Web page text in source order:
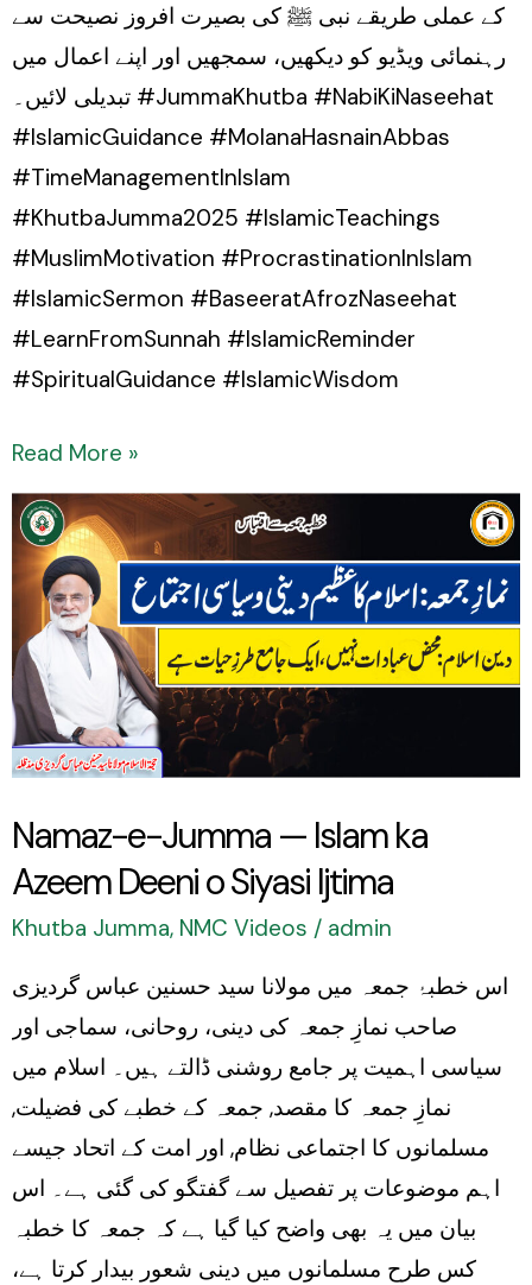
کے عملی طریقے نبی ﷺ کی بصیرت افروز نصیحت سے
رہنمائی ویڈیو کو دیکھیں، سمجھیں اور اپنے اعمال میں
تبدیلی لائیں۔ #JummaKhutba #NabiKiNaseehat
#IslamicGuidance #MolanaHasnainAbbas
#TimeManagementInIslam
#KhutbaJumma2025 #IslamicTeachings
#MuslimMotivation #ProcrastinationInIslam
#IslamicSermon #BaseeratAfrozNaseehat
#LearnFromSunnah #IslamicReminder
#SpiritualGuidance #IslamicWisdom
Read More »
Namaz-e-Jumma — Islam ka
Azeem Deeni o Siyasi Ijtima
Khutba Jumma, NMC Videos / admin
اس خطبۂ جمعہ میں مولانا سید حسنین عباس گردیزی
صاحب نمازِ جمعہ کی دینی، روحانی، سماجی اور
سیاسی اہمیت پر جامع روشنی ڈالتے ہیں۔ اسلام میں
نمازِ جمعہ کا مقصد, جمعہ کے خطبے کی فضیلت,
مسلمانوں کا اجتماعی نظام, اور امت کے اتحاد جیسے
اہم موضوعات پر تفصیل سے گفتگو کی گئی ہے۔ اس
بیان میں یہ بھی واضح کیا گیا ہے کہ جمعہ کا خطبہ
کس طرح مسلمانوں میں دینی شعور بیدار کرتا ہے،
Namaz-
e-
Jumma
—
Islam
ka
Azeem
o
Siyasi
Ijtima